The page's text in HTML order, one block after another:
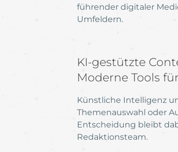
führender digitaler
Umfeldern.
KI-gestützte
Moderne Tools
Künstliche Intelligenz
Themenauswahl oder
Entscheidung bleibt
Redaktionsteam.